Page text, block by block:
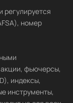
регулируется
номер
фьючерсы,
индексы,
инструменты,